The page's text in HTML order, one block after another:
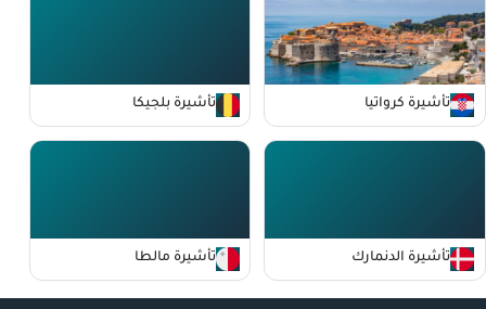
تأشيرة كرواتيا تأشيرة بلجيكا
تأشيرة الدنمارك تأشيرة مالطا